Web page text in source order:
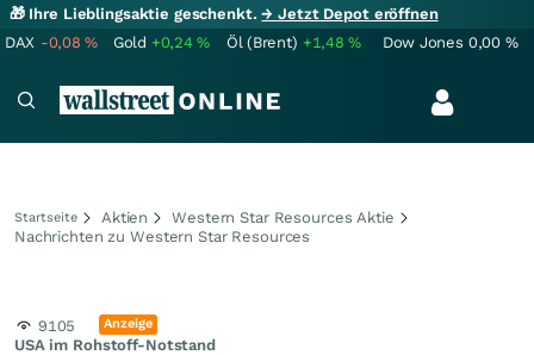
🎁 Ihre Lieblingsaktie geschenkt.→ Jetzt Depot eröffnen
DAX -0,08% Gold +0,24% Öl (Brent) +1,48% Dow Jones 0,00 %
Startseite Aktien
Western Star Resources Aktie
Nachrichten zu Western Star Resources
USA im Rohstoff-Notstand
9105 Anzeige